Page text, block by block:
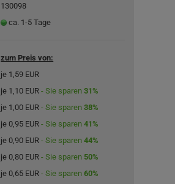
130098
ca. 1-5 Tage
zum Preis von:
je 1,59 EUR
je 1,10 EUR- Sie sparen31%
je 1,00 EUR- Sie sparen38%
je 0,95 EUR- Sie sparen41%
je 0,90 EUR- Sie sparen44%
je 0,80 EUR- Sie sparen50%
je 0,65 EUR- Sie sparen60%